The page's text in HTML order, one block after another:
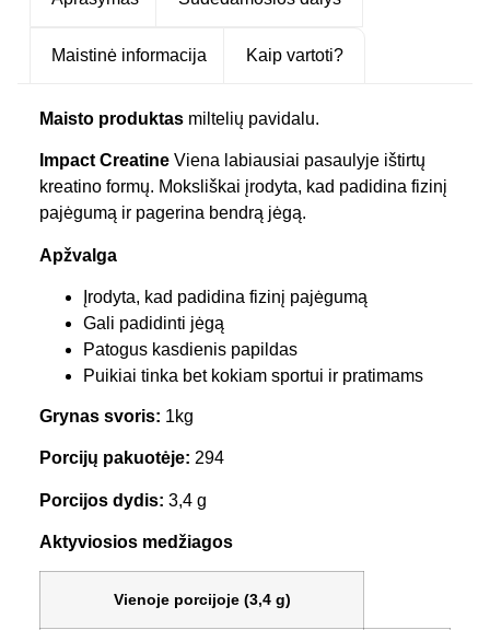
Maistinė informacija Kaip vartoti?
Maisto produktas miltelių pavidalu.
Impact Creatine Viena labiausiai pasaulyje ištirtų
kreatino formų. Moksliškai įrodyta, kad padidina fizinį
pajėgumą ir pagerina bendrą jėgą.
Apžvalga
Įrodyta, kad padidina fizinį pajėgumą
Gali padidinti jėgą
Patogus kasdienis papildas
Puikiai tinka bet kokiam sportui ir pratimams
Grynas svoris: 1kg
Porcijų pakuotėje: 294
Porcijos dydis: 3,4 g
Aktyviosios medžiagos
Vienoje porcijoje (3,4 g)